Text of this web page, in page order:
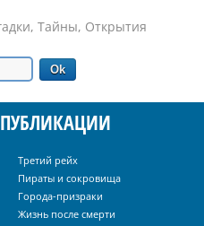
ПУБЛИКАЦИИ
Третий рейх
Пираты и сокровища
Города-призраки
Жизнь после смерти